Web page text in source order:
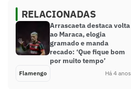
RELACIONADAS
Arrascaeta destaca volta
ao Maraca, elogia
gramado e manda
recado: ‘Que fique bom
por muito tempo’
Flamengo Há 4 anos